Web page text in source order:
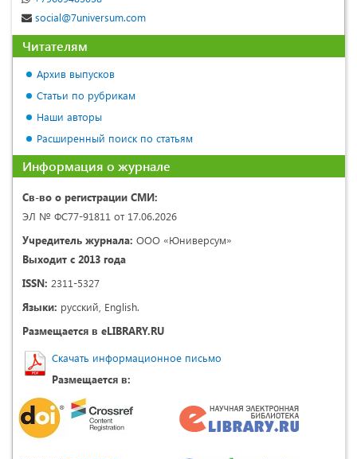
social@7universum.com
Читателям
Архив выпусков
Статьи по рубрикам
Наши авторы
Расширенный поиск по статьям
Информация о журнале
Св-во о регистрации СМИ:
ЭЛ № ФС77-91811 от 17.06.2026
Учредитель журнала: ООО «Юниверсум»
Выходит с 2013 года
ISSN: 2311-5327
Языки: русский, English.
Размещается в eLIBRARY.RU
Скачать информационное письмо
Размещается в: